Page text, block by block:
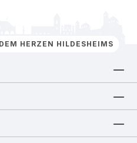
HERZEN HILDESHEIMS